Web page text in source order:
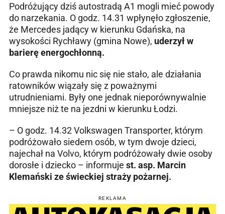
Podróżujący dziś autostradą A1 mogli mieć powody
do narzekania. O godz. 14.31 wpłynęło zgłoszenie,
że Mercedes jadący w kierunku Gdańska, na
wysokości Rychławy (gmina Nowe), uderzył w
barierę energochłonną.
Co prawda nikomu nic się nie stało, ale działania
ratowników wiązały się z poważnymi
utrudnieniami. Były one jednak nieporównywalnie
mniejsze niż te na jezdni w kierunku Łodzi.
– O godz. 14.32 Volkswagen Transporter, którym
podróżowało siedem osób, w tym dwoje dzieci,
najechał na Volvo, którym podróżowały dwie osoby
dorosłe i dziecko – informuje st. asp. Marcin
Klemański ze świeckiej straży pożarnej.
REKLAMA